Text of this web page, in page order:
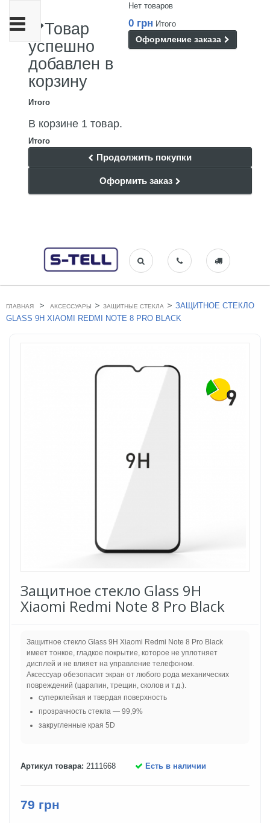
Нет товаров
0 грн Итого
Оформление заказа
Товар
успешно
добавлен в
корзину
Итого
В корзине 1 товар.
Итого
Продолжить покупки
Оформить заказ
Переключить
навигации
ГЛАВНАЯ > АКСЕССУАРЫ > ЗАЩИТНЫЕ СТЕКЛА > ЗАЩИТНОЕ СТЕКЛО
GLASS 9H XIAOMI REDMI NOTE 8 PRO BLACK
Защитное стекло Glass 9H
Xiaomi Redmi Note 8 Pro Black
Защитное стекло Glass 9H Xiaomi Redmi Note 8 Pro Black
имеет тонкое, гладкое покрытие, которое не уплотняет
дисплей и не влияет на управление телефоном.
Аксессуар обезопасит экран от любого рода механических
повреждений (царапин, трещин, сколов и т.д.).
суперклейкая и твердая поверхность
прозрачность стекла — 99,9%
закругленные края 5D
Артикул товара: 2111668 Есть в наличии
79 грн